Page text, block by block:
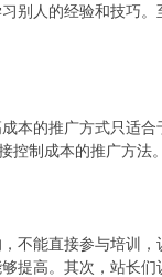
别人的经验和技巧
的推广方式只适合
制成本的推广方法。
能直接参与培训，
提高。其次，站长